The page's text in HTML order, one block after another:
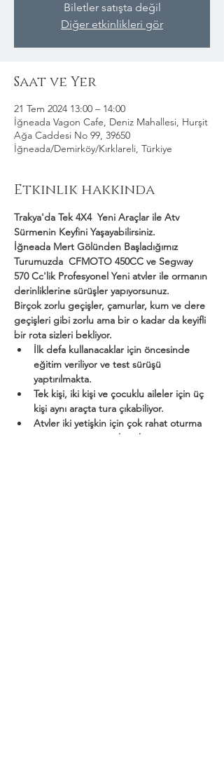
Biletler satışta değil
Diğer etkinlikleri gör
Saat ve Yer
21 Tem 2024 13:00 – 14:00
İğneada Vagon Cafe, Deniz Mahallesi, Hurşit
Ağa Caddesi No 99, 39650
İğneada/Demirköy/Kırklareli, Türkiye
Etkinlik hakkında
Trakya'da Tek 4X4  Yeni Araçlar ile Atv
Sürmenin Keyfini Yaşayabilirsiniz.
İğneada Mert Gölünden Başladığımız
Turumuzda  CFMOTO 450CC ve Segway
570 Cc'lik Profesyonel Yeni atvler ile ormanın
derinliklerine sürüşler yapıyorsunuz.
Birçok zorlu geçişler, çamurlar, kum ve dere
geçişleri gibi zorlu ama bir o kadar da keyifli
bir rota sizleri bekliyor.
İlk defa kullanacaklar için öncesinde
eğitim veriliyor ve test sürüşü
yaptırılmakta.
Tek kişi, iki kişi ve çocuklu aileler için üç
kişi aynı araçta tura çıkabiliyor.
Atvler iki yetişkin için çok rahat oturma
ve sürüş ortamı sağlamakta.